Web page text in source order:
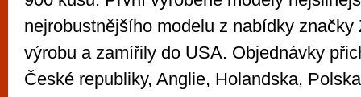
nejrobustnějšího modelu z nabídky značky
výrobu a zamířily do USA. Objednávky
České republiky, Anglie, Holandska,